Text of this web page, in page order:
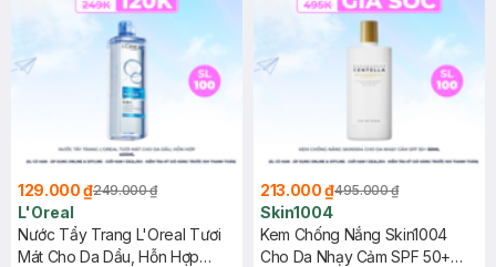
129.000 ₫249.000 ₫
L'Oreal
Nước Tẩy Trang L'Oreal Tươi
Mát Cho Da Dầu, Hỗn Hợp
213.000 ₫495.000 ₫
Skin1004
Kem Chống Nắng Skin1004
Cho Da Nhạy Cảm SPF 50+